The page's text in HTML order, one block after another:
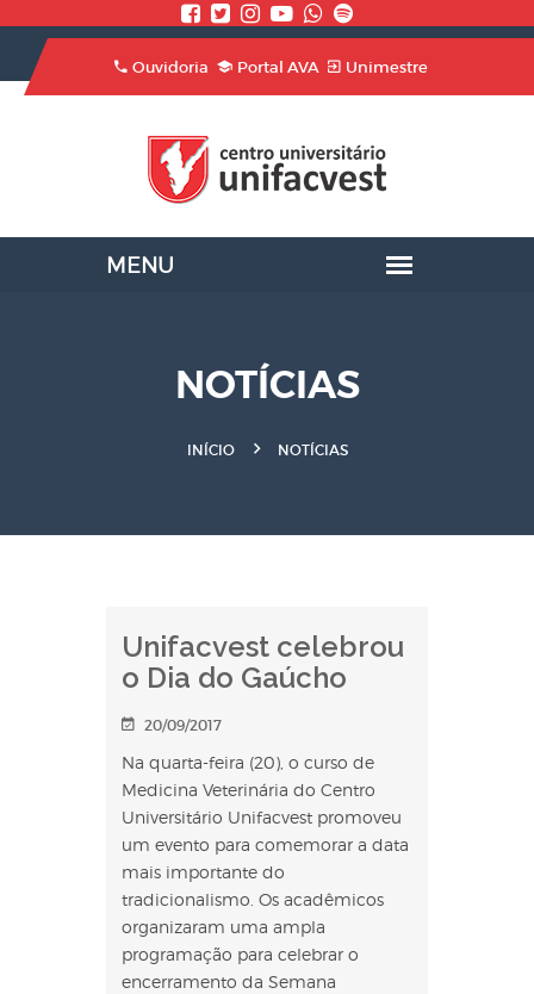
Ouvidoria Portal AVA Unimestre
NOTÍCIAS
INÍCIO NOTÍCIAS
Unifacvest celebrou
o Dia do Gaúcho
20/09/2017
Na quarta-feira (20), o curso de
Medicina Veterinária do Centro
Universitário Unifacvest promoveu
um evento para comemorar a data
mais importante do
tradicionalismo. Os acadêmicos
organizaram uma ampla
programação para celebrar o
encerramento da Semana